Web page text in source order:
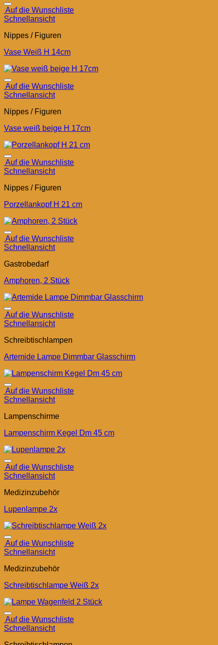
Auf die Wunschliste
Schnellansicht
Nippes / Figuren
Vase Weiß H 14cm
Auf die Wunschliste
Schnellansicht
Nippes / Figuren
Vase weiß beige H 17cm
Auf die Wunschliste
Schnellansicht
Nippes / Figuren
Porzellankopf H 21 cm
Auf die Wunschliste
Schnellansicht
Gastrobedarf
Amphoren, 2 Stück
Auf die Wunschliste
Schnellansicht
Schreibtischlampen
Artemide Lampe Dimmbar Glasschirm
Auf die Wunschliste
Schnellansicht
Lampenschirme
Lampenschirm Kegel Dm 45 cm
Auf die Wunschliste
Schnellansicht
Medizinzubehör
Lupenlampe 2x
Auf die Wunschliste
Schnellansicht
Medizinzubehör
Schreibtischlampe Weiß 2x
Auf die Wunschliste
Schnellansicht